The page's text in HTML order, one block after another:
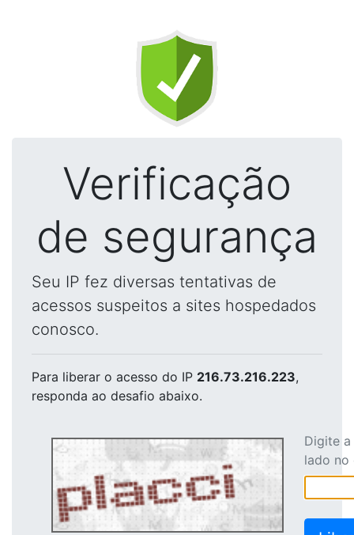
Verificação
de segurança
Seu IP fez diversas tentativas de
acessos suspeitos a sites hospedados
conosco.
Para liberar o acesso do IP 216.73.216.223,
responda ao desafio abaixo.
Digite
lado no